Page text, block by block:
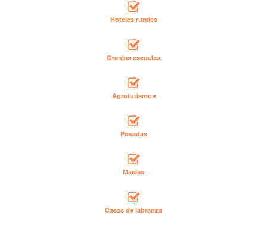
Hoteles rurales
Granjas escuelas
Agroturismos
Posadas
Masías
Casas de labranza